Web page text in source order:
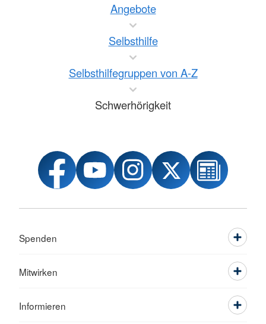
Angebote
Selbsthilfe
Selbsthilfegruppen von A-Z
Schwerhörigkeit
Spenden
Mitwirken
Informieren